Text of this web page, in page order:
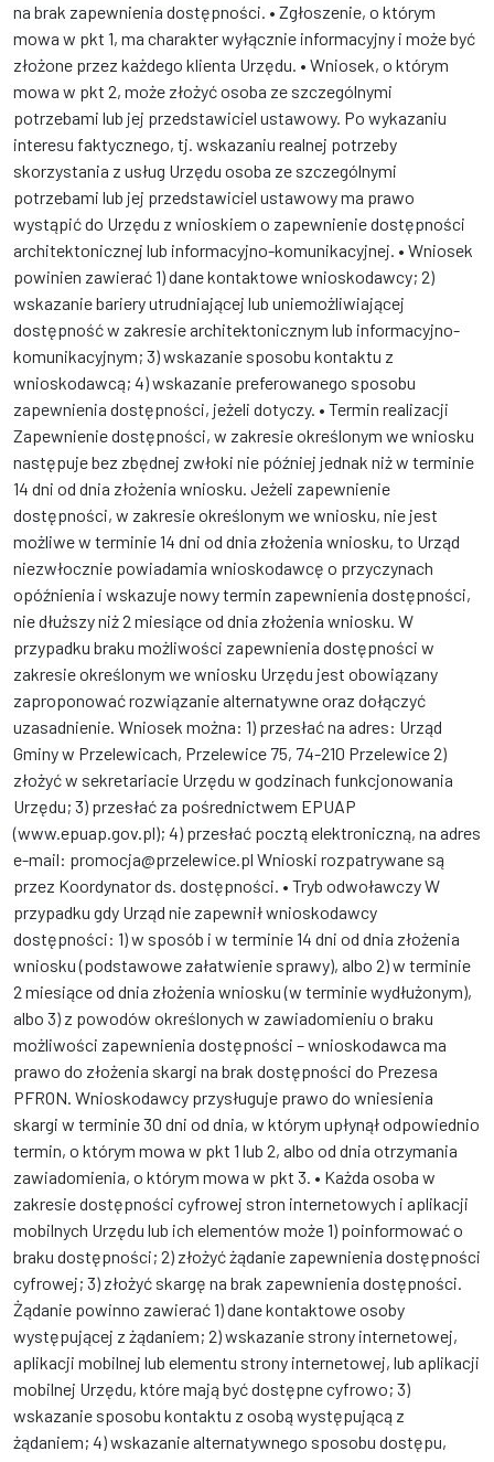
na brak zapewnienia dostępności. • Zgłoszenie, o którym
mowa w pkt 1, ma charakter wyłącznie informacyjny i może być
złożone przez każdego klienta Urzędu. • Wniosek, o którym
mowa w pkt 2, może złożyć osoba ze szczególnymi
potrzebami lub jej przedstawiciel ustawowy. Po wykazaniu
interesu faktycznego, tj. wskazaniu realnej potrzeby
skorzystania z usług Urzędu osoba ze szczególnymi
potrzebami lub jej przedstawiciel ustawowy ma prawo
wystąpić do Urzędu z wnioskiem o zapewnienie dostępności
architektonicznej lub informacyjno-komunikacyjnej. • Wniosek
powinien zawierać 1) dane kontaktowe wnioskodawcy; 2)
wskazanie bariery utrudniającej lub uniemożliwiającej
dostępność w zakresie architektonicznym lub informacyjno-
komunikacyjnym; 3) wskazanie sposobu kontaktu z
wnioskodawcą; 4) wskazanie preferowanego sposobu
zapewnienia dostępności, jeżeli dotyczy. • Termin realizacji
Zapewnienie dostępności, w zakresie określonym we wniosku
następuje bez zbędnej zwłoki nie później jednak niż w terminie
14 dni od dnia złożenia wniosku. Jeżeli zapewnienie
dostępności, w zakresie określonym we wniosku, nie jest
możliwe w terminie 14 dni od dnia złożenia wniosku, to Urząd
niezwłocznie powiadamia wnioskodawcę o przyczynach
opóźnienia i wskazuje nowy termin zapewnienia dostępności,
nie dłuższy niż 2 miesiące od dnia złożenia wniosku. W
przypadku braku możliwości zapewnienia dostępności w
zakresie określonym we wniosku Urzędu jest obowiązany
zaproponować rozwiązanie alternatywne oraz dołączyć
uzasadnienie. Wniosek można: 1) przesłać na adres: Urząd
Gminy w Przelewicach, Przelewice 75, 74-210 Przelewice 2)
złożyć w sekretariacie Urzędu w godzinach funkcjonowania
Urzędu; 3) przesłać za pośrednictwem EPUAP
(www.epuap.gov.pl); 4) przesłać pocztą elektroniczną, na adres
e-mail: promocja@przelewice.pl Wnioski rozpatrywane są
przez Koordynator ds. dostępności. • Tryb odwoławczy W
przypadku gdy Urząd nie zapewnił wnioskodawcy
dostępności: 1) w sposób i w terminie 14 dni od dnia złożenia
wniosku (podstawowe załatwienie sprawy), albo 2) w terminie
2 miesiące od dnia złożenia wniosku (w terminie wydłużonym),
albo 3) z powodów określonych w zawiadomieniu o braku
możliwości zapewnienia dostępności – wnioskodawca ma
prawo do złożenia skargi na brak dostępności do Prezesa
PFRON. Wnioskodawcy przysługuje prawo do wniesienia
skargi w terminie 30 dni od dnia, w którym upłynął odpowiednio
termin, o którym mowa w pkt 1 lub 2, albo od dnia otrzymania
zawiadomienia, o którym mowa w pkt 3. • Każda osoba w
zakresie dostępności cyfrowej stron internetowych i aplikacji
mobilnych Urzędu lub ich elementów może 1) poinformować o
braku dostępności; 2) złożyć żądanie zapewnienia dostępności
cyfrowej; 3) złożyć skargę na brak zapewnienia dostępności.
Żądanie powinno zawierać 1) dane kontaktowe osoby
występującej z żądaniem; 2) wskazanie strony internetowej,
aplikacji mobilnej lub elementu strony internetowej, lub aplikacji
mobilnej Urzędu, które mają być dostępne cyfrowo; 3)
wskazanie sposobu kontaktu z osobą występującą z
żądaniem; 4) wskazanie alternatywnego sposobu dostępu,